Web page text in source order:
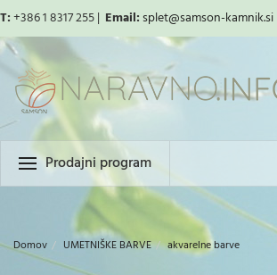
T:+386 1 8317 255 | Email:splet@samson-kamnik.si
Prodajni program
Domov UMETNIŠKE BARVE
akvarelne barve